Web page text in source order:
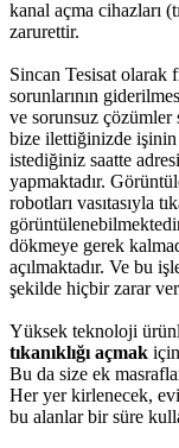
kanal açma cihazları
zarurettir.
Sincan Tesisat olarak
sorunlarının
ve sorunsuz çözümler
bize ilettiğinizde işinin
istediğiniz saatte
yapmaktadır.
robotları vasıtasıyla
dökmeye gerek
açılmaktadır. Ve bu
şekilde hiçbir zarar
Yüksek teknoloji
tıkanıklığı açmak
Bu da size ek
Her yer kirlenecek,
bu alanlar bir süre